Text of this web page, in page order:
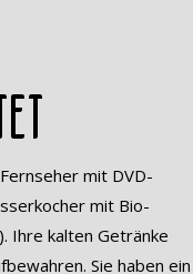
mit DVD-
mit Bio-
Ihre kalten Getränke
Sie haben ein